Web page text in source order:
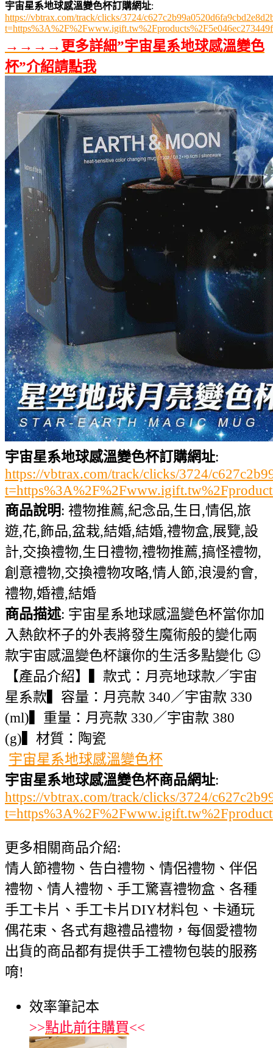
宇宙星系地球感溫變色杯訂購網址:
https://vbtrax.com/track/clicks/3724/
→→→→更多詳細”宇宙星系地球感溫變色
杯”介紹請點我
宇宙星系地球感溫變色杯訂購網址:
https://vbtrax.com/track/clicks/3724/
商品說明: 禮物推薦,紀念品,生日,情侶,旅
遊,花,飾品,盆栽,結婚,結婚,禮物盒,展覽,設
計,交換禮物,生日禮物,禮物推薦,搞怪禮物,
創意禮物,交換禮物攻略,情人節,浪漫約會,
禮物,婚禮,結婚
商品描述: 宇宙星系地球感溫變色杯當你加
入熱飲杯子的外表將發生魔術般的變化兩
款宇宙感溫變色杯讓你的生活多點變化 😉
【產品介紹】▍款式：月亮地球款／宇宙
星系款▍容量：月亮款 340／宇宙款 330
(ml)▍重量：月亮款 330／宇宙款 380
(g)▍材質：陶瓷
宇宙星系地球感溫變色杯
宇宙星系地球感溫變色杯商品網址:
https://vbtrax.com/track/clicks/3724/
更多相關商品介紹:
情人節禮物、告白禮物、情侶禮物、伴侶
禮物、情人禮物、手工驚喜禮物盒、各種
手工卡片、手工卡片DIY材料包、卡通玩
偶花束、各式有趣禮品禮物，每個愛禮物
出貨的商品都有提供手工禮物包裝的服務
唷!
效率筆記本
>>點此前往購買<<